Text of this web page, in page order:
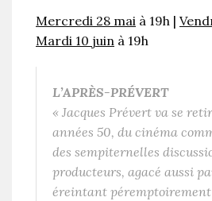
Mercredi 28 mai à 19h |
Mardi 10 juin à 19h
L’APRÈS-PRÉVERT
« Jacques Prévert va se
années 50, du cinéma
des sempiternelles
producteurs, agacé aussi
éreintant péremptoirement